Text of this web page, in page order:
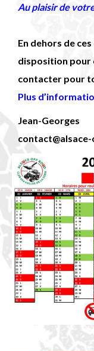
Au plaisir de
En dehors de
disposition pour
contacter pour
Plus
Jean-Georges